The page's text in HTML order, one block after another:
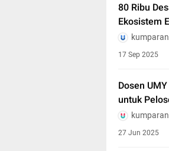
80 Ribu
Ekosistem
17 Sep 2025
Dosen
untuk
27 Jun 2025